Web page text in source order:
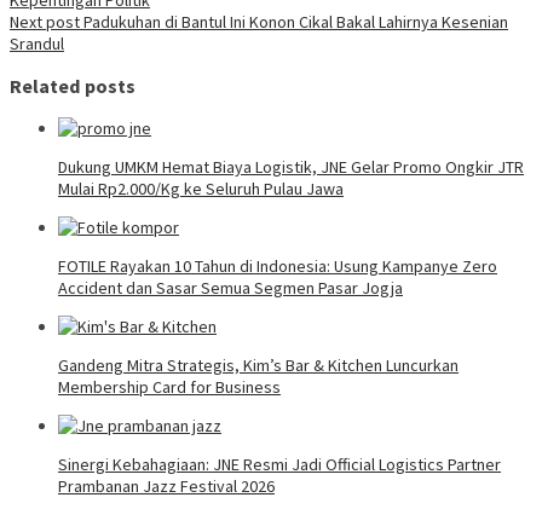
Next postPadukuhan di Bantul Ini Konon Cikal Bakal Lahirnya Kesenian
Srandul
Related posts
Dukung UMKM Hemat Biaya Logistik, JNE Gelar Promo Ongkir JTR
Mulai Rp2.000/Kg ke Seluruh Pulau Jawa
FOTILE Rayakan 10 Tahun di Indonesia: Usung Kampanye Zero
Accident dan Sasar Semua Segmen Pasar Jogja
Gandeng Mitra Strategis, Kim’s Bar & Kitchen Luncurkan
Membership Card for Business
Sinergi Kebahagiaan: JNE Resmi Jadi Official Logistics Partner
Prambanan Jazz Festival 2026